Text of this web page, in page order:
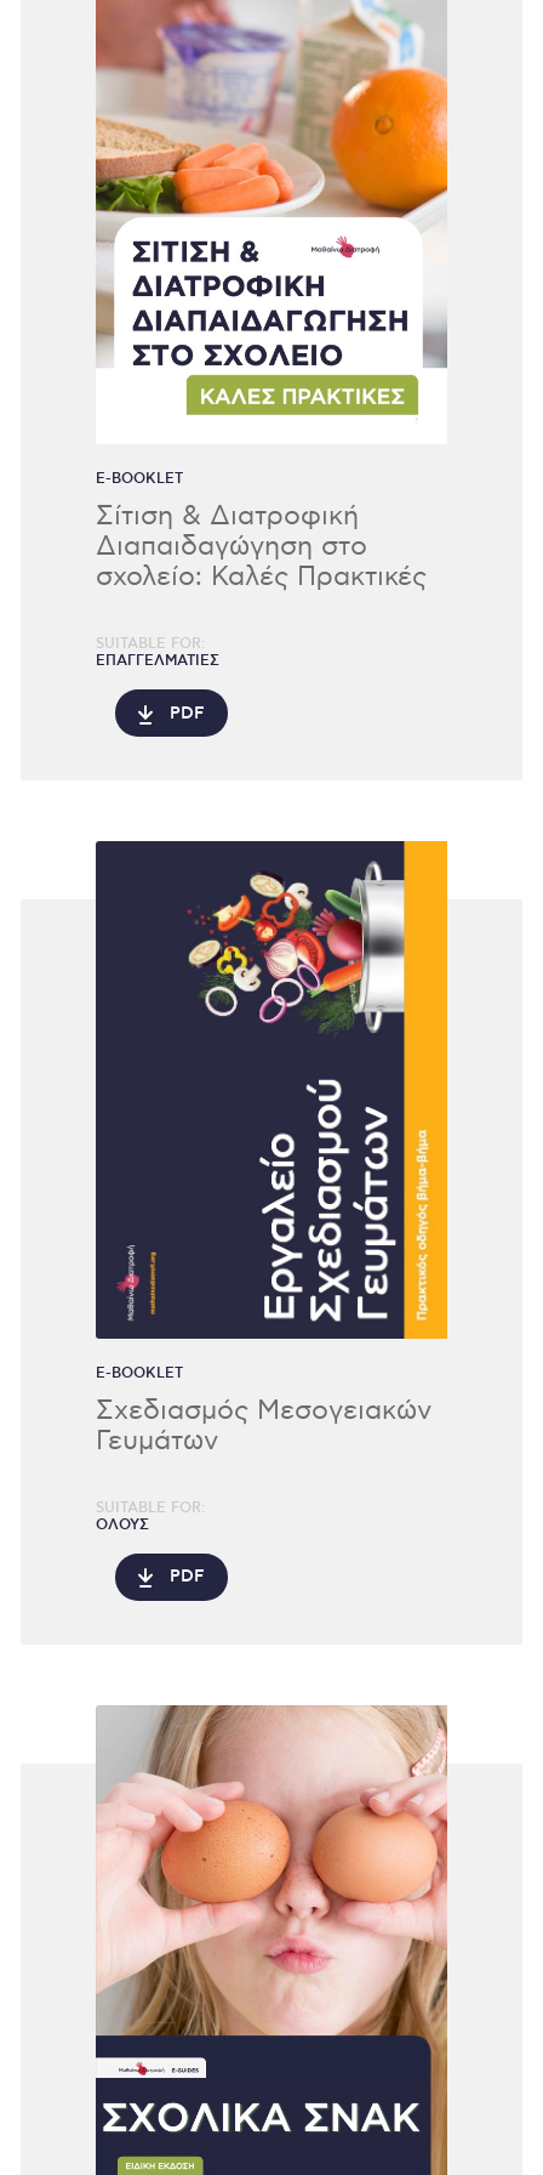
E-BOOKLET
Σίτιση & Διατροφική
Διαπαιδαγώγηση στο
σχολείο: Καλές Πρακτικές
SUITABLE FOR:
ΕΠΑΓΓΕΛΜΑΤΊΕΣ
PDF
E-BOOKLET
Σχεδιασμός Μεσογειακών
Γευμάτων
SUITABLE FOR:
ΟΛΟΥΣ
PDF